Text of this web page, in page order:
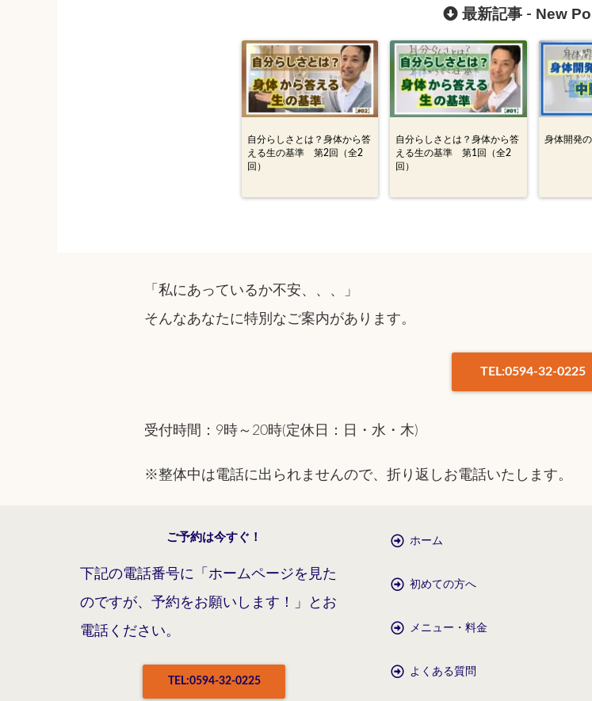
最新記事 - New
自分らしさとは？身体から答
える生の基準 第2回（全2
回）
自分らしさとは？身体から答
える生の基準 第1回（全2
回）
身体開発
「私にあっているか不安、、、」
そんなあなたに特別なご案内があります。
TEL:0594-32-0225
受付時間：9時～20時(定休日：日・水・木)
※整体中は電話に出られませんので、折り返しお電話いたします。
ご予約は今すぐ！
下記の電話番号に「ホームページを見た
のですが、予約をお願いします！」とお
電話ください。
TEL:0594-32-0225
ホーム
初めての方へ
メニュー・料金
よくある質問